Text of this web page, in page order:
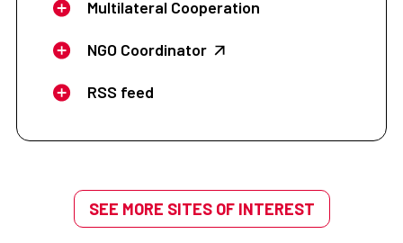
Multilateral Cooperation
NGO Coordinator
RSS feed
SEE MORE SITES OF INTEREST